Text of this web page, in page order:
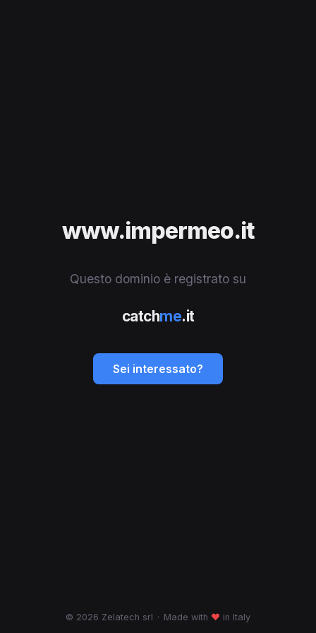
www.impermeo.it
Questo dominio è registrato su
catchme.it
Sei interessato?
© 2026 Zelatech srl · Made with ♥ in Italy